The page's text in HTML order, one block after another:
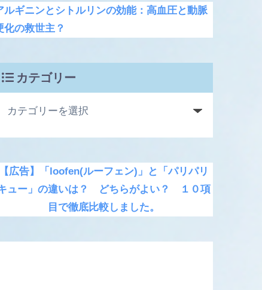
ルギニンとシトルリンの効能：高血圧と動脈
化の救世主？
カテゴリー
【広告】「loofen(ルーフェン)」と「パリパリ
ュー」の違いは？ どちらがよい？ １０項
目で徹底比較しました。